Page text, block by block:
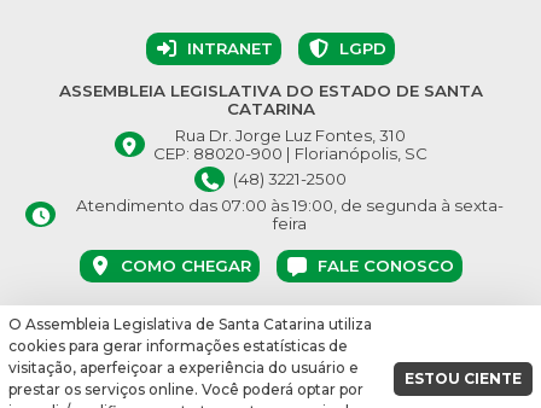
INTRANET LGPD
ASSEMBLEIA LEGISLATIVA DO ESTADO DE SANTA
CATARINA
Rua Dr. Jorge Luz Fontes, 310
CEP: 88020-900 | Florianópolis, SC
(48) 3221-2500
Atendimento das 07:00 às 19:00, de segunda à sexta-
feira
COMO CHEGAR FALE CONOSCO
© Assembleia Legislativa do Estado de Santa Catarina 2026.
Desenvolvido por:
vbuild 17609
O Assembleia Legislativa de Santa Catarina utiliza
cookies para gerar informações estatísticas de
visitação, aperfeiçoar a experiência do usuário e
prestar os serviços online. Você poderá optar por
ESTOU CIENTE